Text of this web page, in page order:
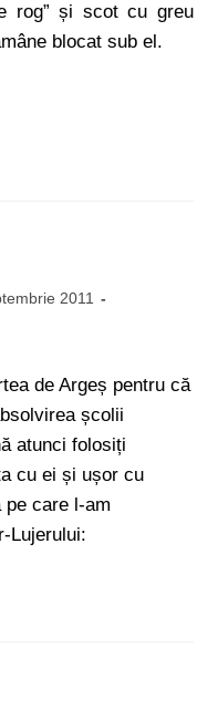
rog” și scot cu greu
blocat sub el.
2011
de Argeș pentru că
școlii
atunci folosiți
cu ei și ușor cu
pe care l-am
Lujerului: